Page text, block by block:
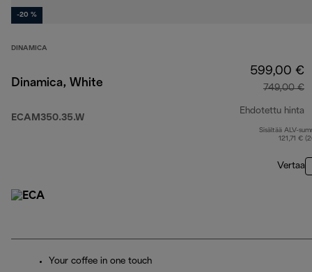
-20 %
DINAMICA
Dinamica, White
ECAM350.35.W
599,00 €
749,00 €
Ehdotettu hinta
Sisältää ALV-
121,71 €
Vertaa
Your coffee in one touch